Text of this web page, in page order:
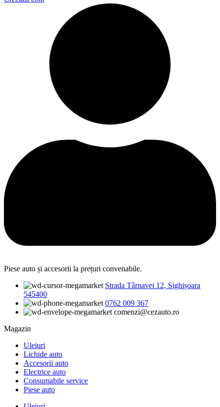
Piese auto și accesorii la prețuri convenabile.
Strada Târnavei 12, Sighișoara
545400
0762 009 367
comenzi@cezauto.ro
Magazin
Uleiuri
Lichide auto
Accesorii auto
Electrice auto
Consumabile service
Piese auto